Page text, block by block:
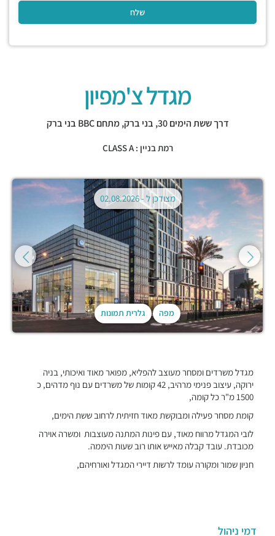
מגדל צ'מפיון
דרך ששת הימים 30, בני ברק,מתחם BBC בני ברק
רמת בניין : CLASS A
מפה גלרית תמונות
מצודכן ל -02.08.2026
מגדל משרדים ומסחר מעוצב להפליא, מפואר מאוד ואיכותי, בניה
ירוקה, עיצוב פנימי מרהיב, 42 קומות של משרדים עם נוף מדהים, כ
1500 מ"ר כל קומה,
קומת מסחר פעילה ומבוקשת מאוד חזיתית לרחוב ששת הימים,
לובי המגדל מרווח מאוד, עם פינות המתנה מעוצבות ומשרה אוירה
מכובדת. עובד קבלה מאייש אותו רוב שעות היממה.
חניון שמור ומקורה עומד לרשות דיירי המגדל ואורחיהם,
דמי ניהול